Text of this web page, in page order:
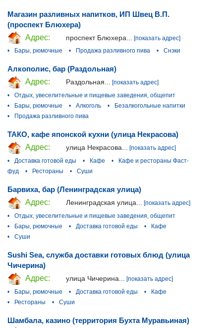
Магазин разливных напитков, ИП Швец В.П.
(проспект Блюхера)
Адрес:
проспект Блюхера...
[показать адрес]
•
Бары, рюмочные • Продажа разливного пива • Снэки
Алкополис, бар (Раздольная)
Адрес:
Раздольная... [показать адрес]
•
Отдых, увеселительные и пищевые заведения, общепит
•
Бары, рюмочные • Алкоголь •
Безалкогольные напитки
•
Продажа разливного пива
ТАКО, кафе японской кухни (улица Некрасова)
Адрес:
улица Некрасова... [показать адрес]
•
Доставка готовой еды • Кафе •
Кафе и рестораны Фаст-
фуд
• Рестораны • Суши
Барвиха, бар (Ленинградская улица)
Адрес:
Ленинградская улица...
[показать адрес]
•
Отдых, увеселительные и пищевые заведения, общепит
•
Бары, рюмочные • Доставка готовой еды •
Кафе
•
Суши
Sushi Sea, служба доставки готовых блюд (улица
Чичерина)
Адрес:
улица Чичерина...
[показать адрес]
•
Бары, рюмочные • Доставка готовой еды •
Кафе
•
Рестораны • Суши
Шамбала, казино (территория Бухта Муравьиная)